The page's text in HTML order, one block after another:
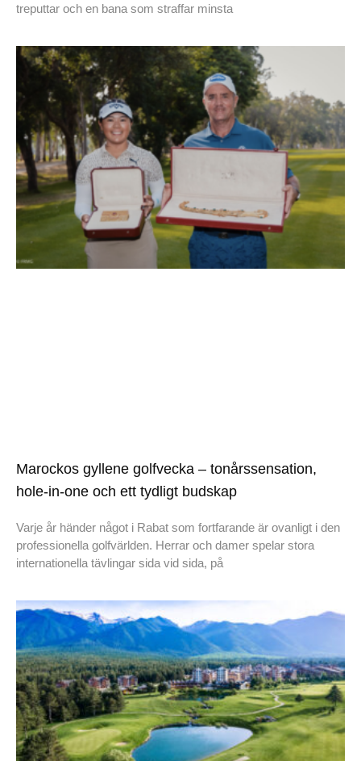
treputtar och en bana som straffar minsta
Marockos gyllene golfvecka – tonårssensation,
hole-in-one och ett tydligt budskap
Varje år händer något i Rabat som fortfarande är ovanligt i den
professionella golfvärlden. Herrar och damer spelar stora
internationella tävlingar sida vid sida, på